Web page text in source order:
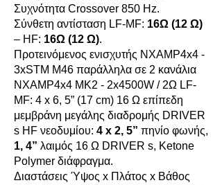
Συχνότητα Crossover 850 Hz.
Σύνθετη αντίσταση LF-MF: 16Ω (12 Ω)
– HF: 16Ω (12 Ω).
Προτεινόμενος ενισχυτής NXAMP4x4 -
3xSTM M46 παράλληλα σε 2 κανάλια
NXAMP4x4 MK2 - 2x4500W / 2Ω LF-
MF: 4 x 6, 5” (17 cm) 16 Ω επίπεδη
μεμβράνη μεγάλης διαδρομής DRIVER
s HF νεοδυμίου: 4 x 2, 5” πηνίο φωνής,
1, 4” λαιμός 16 Ω DRIVER s, Ketone
Polymer διάφραγμα.
Διαστάσεις Ύψος x Πλάτος x Βάθος